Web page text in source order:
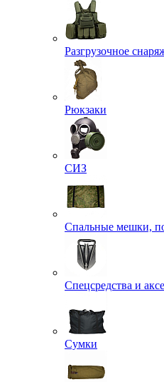
Разгрузочное
Рюкзаки
СИЗ
Спальные мешки,
Спецсредства и
Сумки